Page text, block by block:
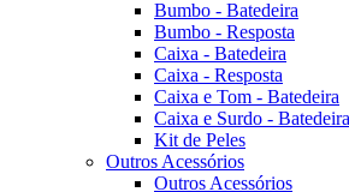
Bumbo - Batedeira
Bumbo - Resposta
Caixa - Batedeira
Caixa - Resposta
Caixa e Tom - Batedeira
Caixa e Surdo - Batedeira
Kit de Peles
Outros Acessórios
Outros Acessórios